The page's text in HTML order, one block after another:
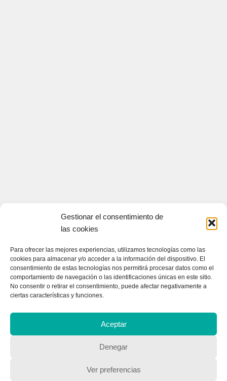
Gestionar el consentimiento de
las cookies
Para ofrecer las mejores experiencias, utilizamos tecnologías como las
cookies para almacenar y/o acceder a la información del dispositivo. El
consentimiento de estas tecnologías nos permitirá procesar datos como el
comportamiento de navegación o las identificaciones únicas en este sitio.
No consentir o retirar el consentimiento, puede afectar negativamente a
ciertas características y funciones.
Aceptar
Denegar
Ver preferencias